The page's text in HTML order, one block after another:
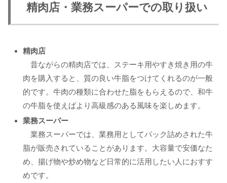
精肉店・業務スーパーでの取り扱い
精肉店
昔ながらの精肉店では、ステーキ用やすき焼き用の牛
肉を購入すると、質の良い牛脂をつけてくれるのが一般
的です。牛肉の種類に合わせた脂をもらえるので、和牛
の牛脂を使えばより高級感のある風味を楽しめます。
業務スーパー
業務スーパーでは、業務用としてパック詰めされた牛
脂が販売されていることがあります。大容量で安価なた
め、揚げ物や炒め物など日常的に活用したい人におすす
めです。